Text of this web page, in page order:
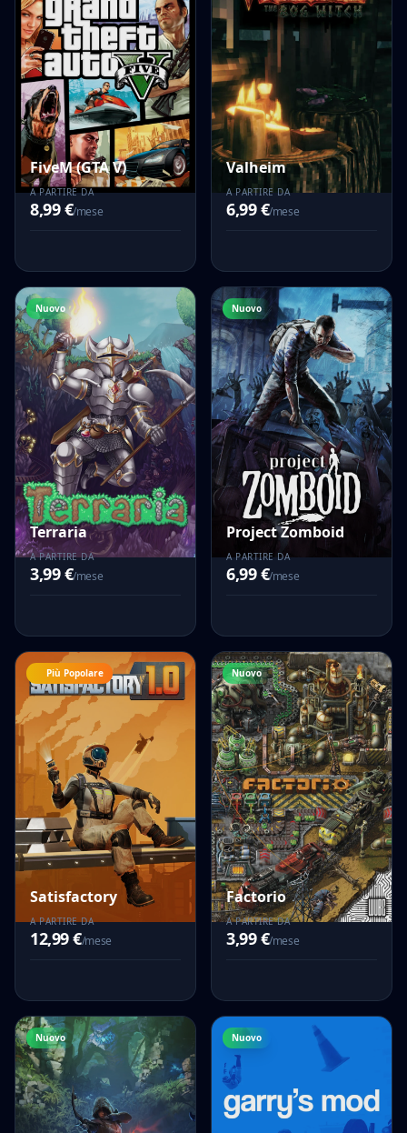
FiveM (GTA V)
A PARTIRE DA
8,99 €/mese
Valheim
A PARTIRE DA
6,99 €/mese
Nuovo
Terraria
A PARTIRE DA
3,99 €/mese
Nuovo
Project Zomboid
A PARTIRE DA
6,99 €/mese
Più Popolare
Satisfactory
A PARTIRE DA
12,99 €/mese
Nuovo
Factorio
A PARTIRE DA
3,99 €/mese
Nuovo Nuovo